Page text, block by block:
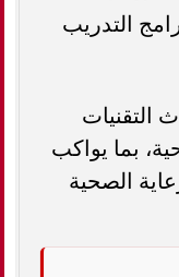
التدريب
التقنيات
بما يواكب
الصحية